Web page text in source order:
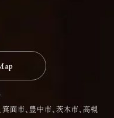
面市、豊中市、茨木市、高槻